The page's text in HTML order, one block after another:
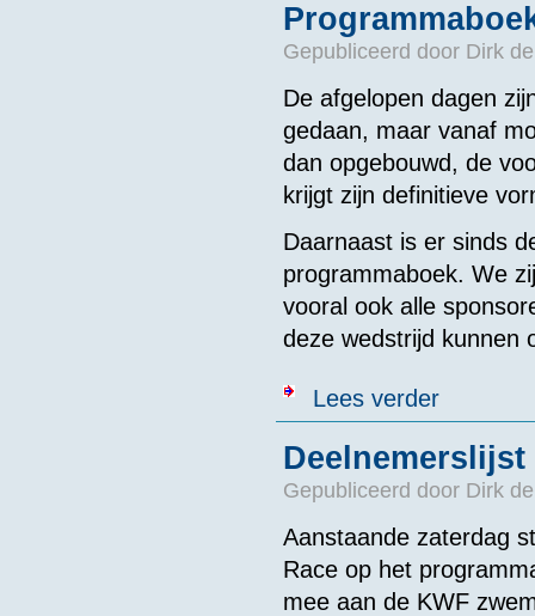
Gepubliceerd door Dirk
De afgelopen dagen
gedaan, maar vanaf
dan opgebouwd, de
krijgt zijn definitieve
Daarnaast is er sinds
programmaboek. We
vooral ook alle
deze wedstrijd kunnen
Lees verderover
Deelnemerslijst
Gepubliceerd door Dirk
Aanstaande zaterdag
Race op het
mee aan de KWF